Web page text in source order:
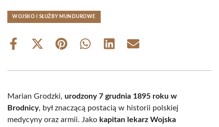
WOJSKO I SŁUŻBY MUNDUROWE
Share
Share
(Twitter)
Share Share Share Share
Marian Grodzki, urodzony 7 grudnia 1895 roku w
Brodnicy, był znaczącą postacią w historii polskiej
medycyny oraz armii. Jako kapitan lekarz Wojska